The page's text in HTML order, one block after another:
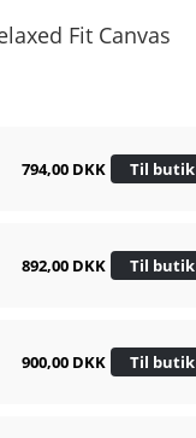
Fit Canvas
794,00 DKK Til butik
892,00 DKK Til butik
900,00 DKK Til butik